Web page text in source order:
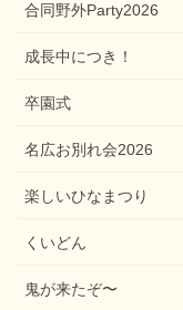
合同野外Party2026
成長中につき！
卒園式
名広お別れ会2026
楽しいひなまつり
くいどん
鬼が来たぞ〜